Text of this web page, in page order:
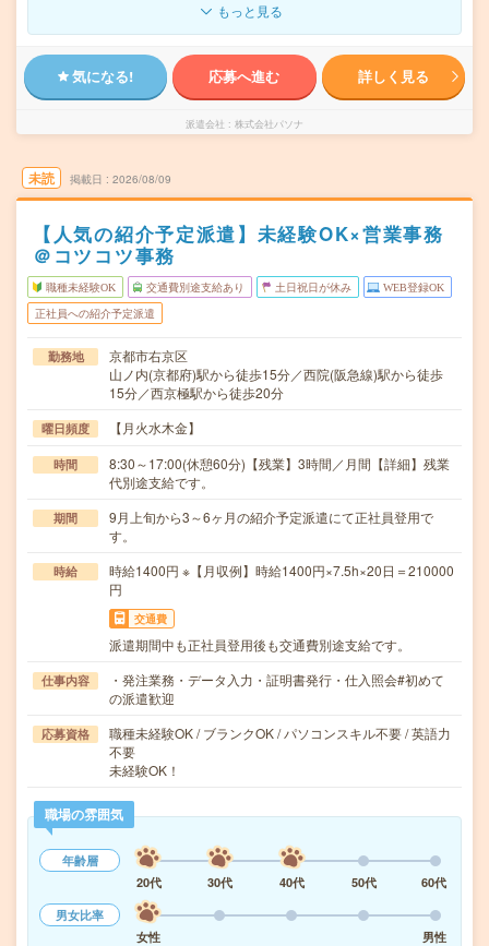
もっと見る
気になる! 応募へ進む 詳しく見る
派遣会社 株式会社パソナ
未読 掲載日 2026/08/09
【人気の紹介予定派遣】未経験OK×営業事務
＠コツコツ事務
職種未経験OK 交通費別途支給あり 土日祝日が休み WEB登録OK
正社員への紹介予定派遣
勤務地
京都市右京区
山ノ内(京都府)駅から徒歩15分／西院(阪急線)駅から徒歩
15分／西京極駅から徒歩20分
曜日頻度 【月火水木金】
時間
8:30～17:00(休憩60分)【残業】3時間／月間【詳細】残業
代別途支給です。
期間
9月上旬から3～6ヶ月の紹介予定派遣にて正社員登用で
す。
時給
時給1400円 ※【月収例】時給1400円×7.5h×20日＝210000
円
交通費
派遣期間中も正社員登用後も交通費別途支給です。
仕事内容
・発注業務・データ入力・証明書発行・仕入照会#初めて
の派遣歓迎
応募資格
職種未経験OK / ブランクOK / パソコンスキル不要 / 英語力
不要
未経験OK！
職場の雰囲気
年齢層
20代
30代 40代 50代
60代
男女比率
女性
男性